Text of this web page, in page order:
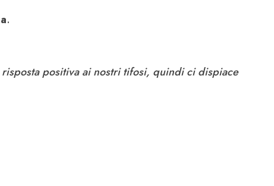
.
positiva ai nostri tifosi, quindi ci dispiace